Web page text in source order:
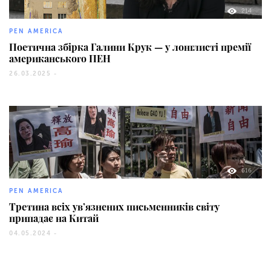
214
PEN AMERICA
Поетична збірка Галини Крук — у лонглисті премії
американського ПЕН
26.03.2025 -
616
PEN AMERICA
Третина всіх ув’язнених письменників світу
припадає на Китай
04.05.2024 -